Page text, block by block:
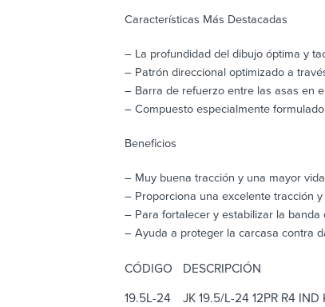
Características Más Destacadas
– La profundidad del dibujo óptima y
– Patrón direccional optimizado a
– Barra de refuerzo entre las asas en
– Compuesto especialmente
Beneficios
– Muy buena tracción y una mayor
– Proporciona una excelente tracción
– Para fortalecer y estabilizar la
– Ayuda a proteger la carcasa contra
CÓDIGO DESCRIPCIÓN
19.5L-24 JK 19.5/L-24 12PR R4 IND